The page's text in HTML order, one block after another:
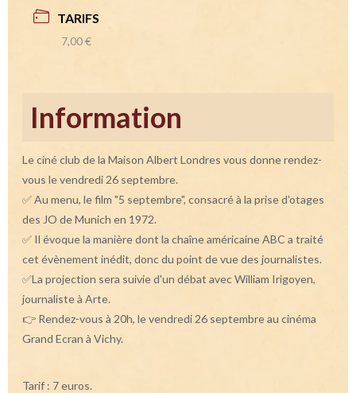
TARIFS
7,00 €
Information
Le ciné club de la Maison Albert Londres vous donne rendez-
vous le vendredi 26 septembre.
✅ Au menu, le film "5 septembre", consacré à la prise d'otages
des JO de Munich en 1972.
✅ Il évoque la manière dont la chaîne américaine ABC a traité
cet évènement inédit, donc du point de vue des journalistes.
✅La projection sera suivie d'un débat avec William Irigoyen,
journaliste à Arte.
👉 Rendez-vous à 20h, le vendredi 26 septembre au cinéma
Grand Ecran à Vichy.
Tarif : 7 euros.